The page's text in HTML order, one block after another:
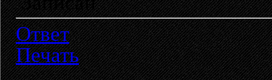
Ответ
Печать